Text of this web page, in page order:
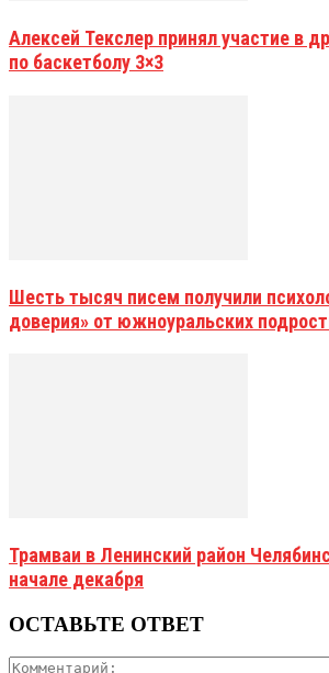
Алексей Текслер принял участие в
по баскетболу 3×3
Шесть тысяч писем получили
доверия» от южноуральских
Трамваи в Ленинский район
начале декабря
ОСТАВЬТЕ ОТВЕТ